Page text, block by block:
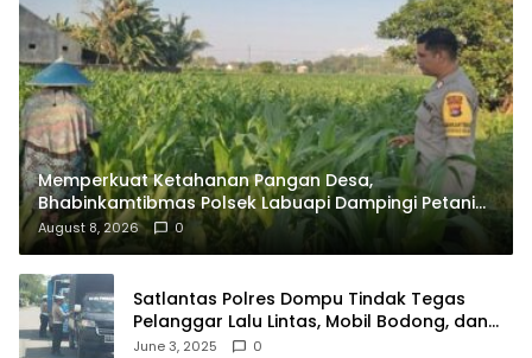
Memperkuat Ketahanan Pangan Desa,
Bhabinkamtibmas Polsek Labuapi Dampingi Petani
Kuranji Dalang
August 8, 2026 0
Satlantas Polres Dompu Tindak Tegas
Pelanggar Lalu Lintas, Mobil Bodong, dan
Kendaraan Tak Bayar Pajak
June 3, 2025 0